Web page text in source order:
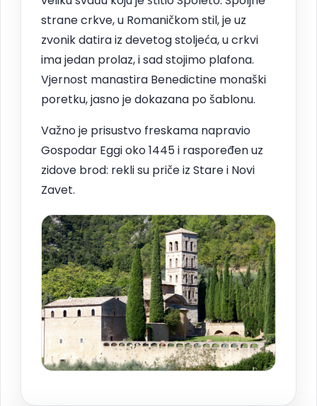
strane crkve, u Romaničkom stil, je uz
zvonik datira iz devetog stoljeća, u crkvi
ima jedan prolaz, i sad stojimo plafona.
Vjernost manastira Benedictine monaški
poretku, jasno je dokazana po šablonu.
Važno je prisustvo freskama napravio
Gospodar Eggi oko 1445 i raspoređen uz
zidove brod: rekli su priče iz Stare i Novi
Zavet.